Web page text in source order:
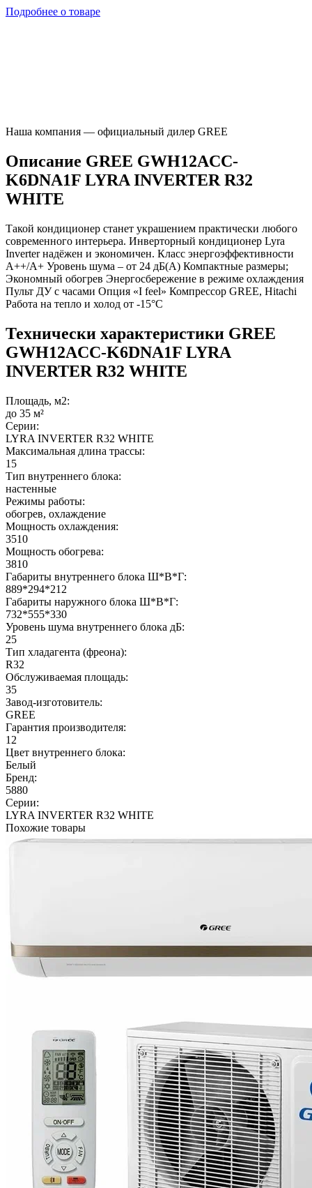
Подробнее о товаре
Наша компания — официальный дилер GREE
Описание GREE GWH12ACC-
K6DNA1F LYRA INVERTER R32
WHITE
Такой кондиционер станет украшением практически любого
современного интерьера. Инверторный кондиционер Lyra
Inverter надёжен и экономичен. Класс энергоэффективности
А++/А+ Уровень шума – от 24 дБ(А) Компактные размеры;
Экономный обогрев Энергосбережение в режиме охлаждения
Пульт ДУ с часами Опция «I feel» Компрессор GREE, Hitachi
Работа на тепло и холод от -15°С
Технически характеристики GREE
GWH12ACC-K6DNA1F LYRA
INVERTER R32 WHITE
Площадь, м2:
до 35 м²
Серии:
LYRA INVERTER R32 WHITE
Максимальная длина трассы:
15
Тип внутреннего блока:
настенные
Режимы работы:
обогрев, охлаждение
Мощность охлаждения:
3510
Мощность обогрева:
3810
Габариты внутреннего блока Ш*В*Г:
889*294*212
Габариты наружного блока Ш*В*Г:
732*555*330
Уровень шума внутреннего блока дБ:
25
Тип хладагента (фреона):
R32
Обслуживаемая площадь:
35
Завод-изготовитель:
GREE
Гарантия производителя:
12
Цвет внутреннего блока:
Белый
Бренд:
5880
Серии:
LYRA INVERTER R32 WHITE
Похожие товары